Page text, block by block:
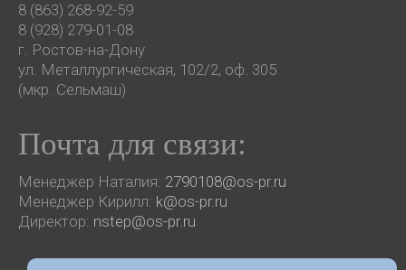
8 (863) 268-92-59
8 (928) 279-01-08
г. Ростов-на-Дону
ул. Металлургическая, 102/2, оф. 305
(мкр. Сельмаш)
Почта для связи:
Менеджер Наталия: 2790108@os-pr.ru
Менеджер Кирилл: k@os-pr.ru
Директор: nstep@os-pr.ru